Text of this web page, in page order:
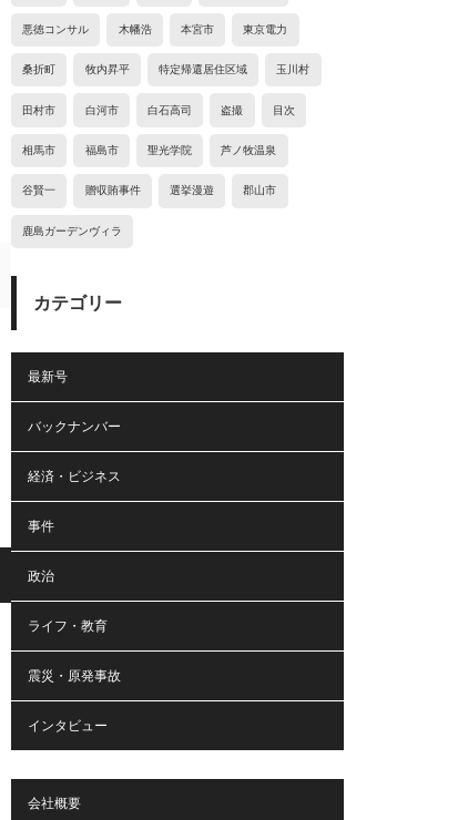
悪徳コンサル 木幡浩 本宮市 東京電力
桑折町 牧内昇平 特定帰還居住区域 玉川村
田村市 白河市 白石高司 盗撮 目次
相馬市 福島市 聖光学院 芦ノ牧温泉
谷賢一 贈収賄事件 選挙漫遊 郡山市
鹿島ガーデンヴィラ
カテゴリー
最新号
バックナンバー
経済・ビジネス
事件
政治
ライフ・教育
震災・原発事故
インタビュー
会社概要